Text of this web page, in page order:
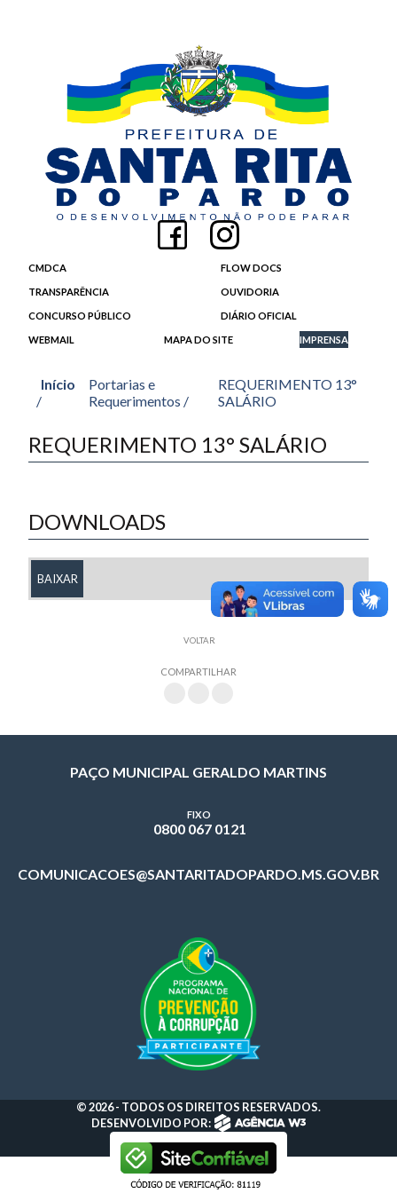
CMDCA FLOW DOCS
TRANSPARÊNCIA OUVIDORIA
CONCURSO PÚBLICO DIÁRIO OFICIAL
WEBMAIL MAPA DO SITE IMPRENSA
Início
/
Portarias e
Requerimentos /
REQUERIMENTO 13°
SALÁRIO
REQUERIMENTO 13° SALÁRIO
DOWNLOADS
BAIXAR
VOLTAR
COMPARTILHAR
PAÇO MUNICIPAL GERALDO MARTINS
FIXO
0800 067 0121
COMUNICACOES@SANTARITADOPARDO.MS.GOV.BR
© 2026 - TODOS OS DIREITOS RESERVADOS.
DESENVOLVIDO POR: